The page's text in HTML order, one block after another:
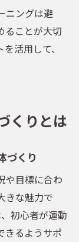
ニングは避
ることが大切
活用して、
くりとは
づくり
や目標に合わ
きな魅力で
初心者が運動
きるようサポ